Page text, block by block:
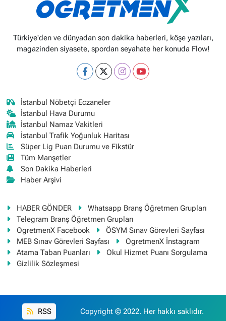
Türkiye'den ve dünyadan son dakika haberleri, köşe yazıları,
magazinden siyasete, spordan seyahate her konuda Flow!
İstanbul Nöbetçi Eczaneler
İstanbul Hava Durumu
İstanbul Namaz Vakitleri
İstanbul Trafik Yoğunluk Haritası
Süper Lig Puan Durumu ve Fikstür
Tüm Manşetler
Son Dakika Haberleri
Haber Arşivi
HABER GÖNDER
Whatsapp Branş Öğretmen Grupları
Telegram Branş Öğretmen Grupları
OgretmenX Facebook
ÖSYM Sınav Görevleri Sayfası
MEB Sınav Görevleri Sayfası
OgretmenX İnstagram
Atama Taban Puanları
Okul Hizmet Puanı Sorgulama
Gizlilik Sözleşmesi
RSS Copyright © 2022. Her hakkı saklıdır.